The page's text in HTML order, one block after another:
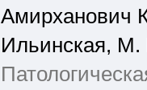
Амирханович
Ильинская,